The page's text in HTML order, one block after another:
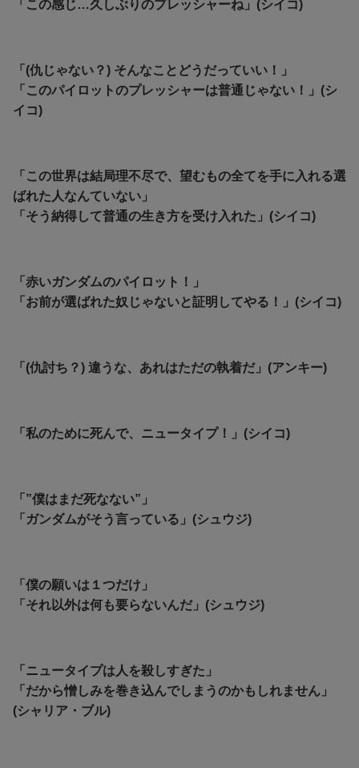
「この感じ…久しぶりのプレッシャーね」(シイコ)
「(仇じゃない？) そんなことどうだっていい！」
「このパイロットのプレッシャーは普通じゃない！」(シ
イコ)
「この世界は結局理不尽で、望むもの全てを手に入れる選
ばれた人なんていない」
「そう納得して普通の生き方を受け入れた」(シイコ)
「赤いガンダムのパイロット！」
「お前が選ばれた奴じゃないと証明してやる！」(シイコ)
「(仇討ち？) 違うな、あれはただの執着だ」(アンキー)
「私のために死んで、ニュータイプ！」(シイコ)
「”僕はまだ死なない”」
「ガンダムがそう言っている」(シュウジ)
「僕の願いは１つだけ」
「それ以外は何も要らないんだ」(シュウジ)
「ニュータイプは人を殺しすぎた」
「だから憎しみを巻き込んでしまうのかもしれません」
(シャリア・ブル)